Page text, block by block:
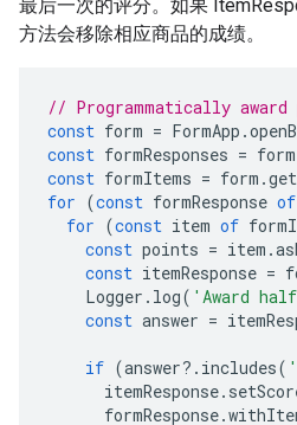
最后一次的评分。如果
方法会移除相应商品的成绩。
// Programmatically
const form = FormApp .
const formResponses = form
const formItems = form .
for (const formResponse of
for (const item of
const points = item .
const itemResponse =
Logger . log( 'Award
const answer =
if (answer? . includes(
itemResponse.
formResponse.